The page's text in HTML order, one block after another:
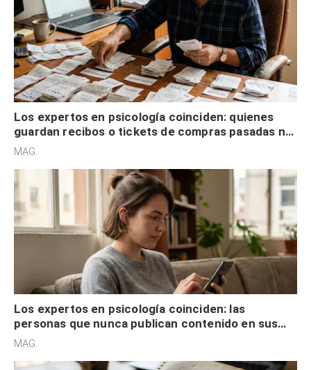
Los expertos en psicología coinciden: quienes
guardan recibos o tickets de compras pasadas no
son acumuladores, sino que tienen necesidad de
MAG.
Los expertos en psicología coinciden: las
personas que nunca publican contenido en sus
redes sociales no pretenden buscar validación
MAG.